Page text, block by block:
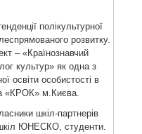
полікультурної
розвитку.
– «Країнознавчий
культур» як одна з
освіти особистості в
«КРОК» м.Києва.
шкіл-партнерів
шкіл ЮНЕСКО, студенти.